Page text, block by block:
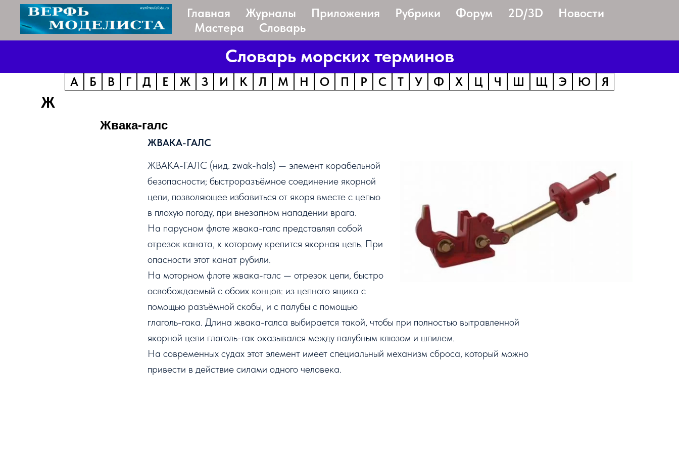
Главная Журналы Приложения Рубрики Форум 2D/3D
Новости
Мастера
Словарь
Словарь морских терминов
А Б В Г Д Е Ж З И К Л М Н О П Р С Т У Ф Х Ц Ч Ш Щ Э Ю Я
Ж
Жвака-галс
ЖВАКА-ГАЛС
ЖВАКА-ГАЛС (нид. zwak-hals) — элемент корабельной
безопасности; быстроразъёмное соединение якорной
цепи, позволяющее избавиться от якоря вместе с цепью
в плохую погоду, при внезапном нападении врага.
На парусном флоте жвака-галс представлял собой
отрезок каната, к которому крепится якорная цепь. При
опасности этот канат рубили.
На моторном флоте жвака-галс — отрезок цепи, быстро
освобождаемый с обоих концов: из цепного ящика с
помощью разъёмной скобы, и с палубы с помощью
глаголь-гака. Длина жвака-галса выбирается такой, чтобы при полностью вытравленной
якорной цепи глаголь-гак оказывался между палубным клюзом и шпилем.
На современных судах этот элемент имеет специальный механизм сброса, который можно
привести в действие силами одного человека.